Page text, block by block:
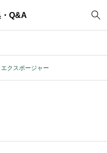
Q&A
エクスポージャー